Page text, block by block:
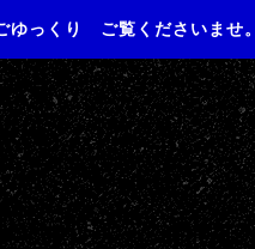
っくり ご覧くださいませ。